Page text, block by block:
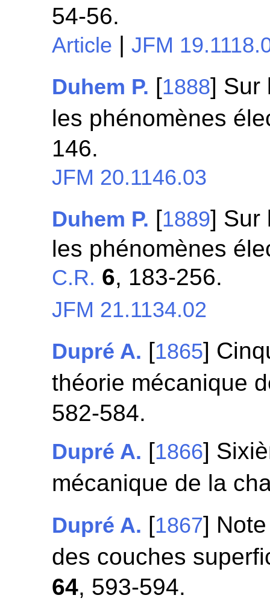
54-56.
Article |JFM
Duhem P. [1888] Sur
les phénomènes
146.
JFM 20.1146.03
Duhem P. [1889] Sur
les phénomènes
C.R. 6, 183-256.
JFM 21.1134.02
Dupré A. [1865]
théorie mécanique
582-584.
Dupré A. [1866]
mécanique de la
Dupré A. [1867]
des couches
64, 593-594.